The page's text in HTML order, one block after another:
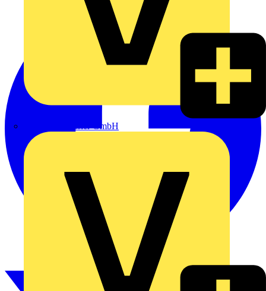
Heinrich Häusler GmbH